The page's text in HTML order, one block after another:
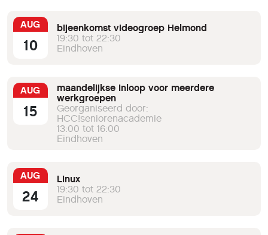
AUG
10
bijeenkomst videogroep Helmond
19:30 tot 22:30
Eindhoven
AUG
15
maandelijkse inloop voor meerdere
werkgroepen
Georganiseerd door:
HCC!seniorenacademie
13:00 tot 16:00
Eindhoven
AUG
24
Linux
19:30 tot 22:30
Eindhoven